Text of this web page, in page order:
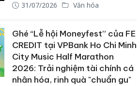
31/07/2026 Văn hóa
Ghé “Lễ hội Moneyfest” của FE
CREDIT tại VPBank Ho Chi Minh
City Music Half Marathon
2026: Trải nghiệm tài chính cá
nhân hóa, rinh quà "chuẩn gu"